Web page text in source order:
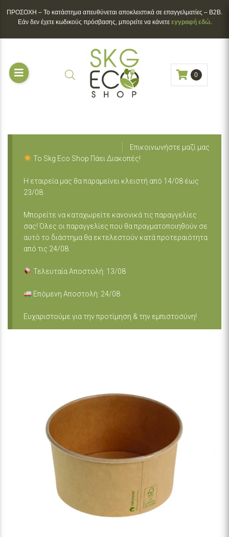
ΠΡΟΣΟΧΗ – To κατάστημα απευθύνεται αποκλειστικά σε επαγγελματίες – B2B.
Εάν δεν έχετε κωδικούς πρόσβασης, μπορείτε να κάνετε εγγραφή εδώ.
0
Επικοινωνήστε μαζί μας
Το Skg Eco Shop Πάει Διακοπές!
Η εταιρεία μας θα παραμείνει κλειστή από 14/08 έως
23/08.
Μπορείτε να καταχωρείτε κανονικά τις παραγγελίες
σας! Όλες οι παραγγελίες που θα πραγματοποιηθούν σε
αυτό το διάστημα θα εκτελεστούν κατά προτεραιότητα
από τις 24/08.
Τελευταία Αποστολή: 13/08
Επόμενη Αποστολή: 24/08
Ευχαριστούμε για την προτίμηση & την εμπιστοσύνη!